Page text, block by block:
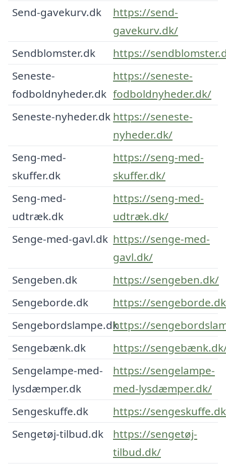
Send-gavekurv.dk
https://send-
gavekurv.dk/
Sendblomster.dk
https://
Seneste-
fodboldnyheder.dk
https://seneste-
fodboldnyheder.dk/
Seneste-nyheder.dk https://seneste-
nyheder.dk/
Seng-med-
skuffer.dk
https://seng-med-
skuffer.dk/
Seng-med-
udtræk.dk
https://seng-med-
udtræk.dk/
Senge-med-gavl.dk https://senge-med-
gavl.dk/
Sengeben.dk
https://sengeben.dk/
Sengeborde.dk
https://
Sengebordslampe.dkhttps://
Sengebænk.dk
https://
Sengelampe-med-
lysdæmper.dk
https://sengelampe-
med-lysdæmper.dk/
Sengeskuffe.dk
https://
Sengetøj-tilbud.dk
https://sengetøj-
tilbud.dk/